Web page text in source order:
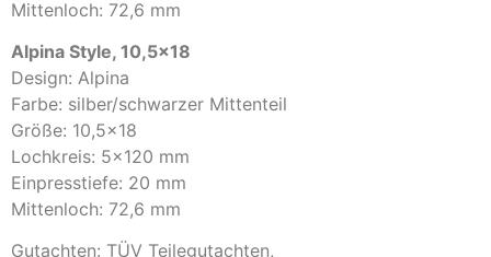
Mittenloch: 72,6 mm
Alpina Style, 10,5×18
Design: Alpina
Farbe: silber/schwarzer Mittenteil
Größe: 10,5×18
Lochkreis: 5×120 mm
Einpresstiefe: 20 mm
Mittenloch: 72,6 mm
Gutachten: TÜV Teilegutachten,